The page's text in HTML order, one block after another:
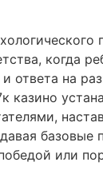
когда
ответа на
казино
базовые
или